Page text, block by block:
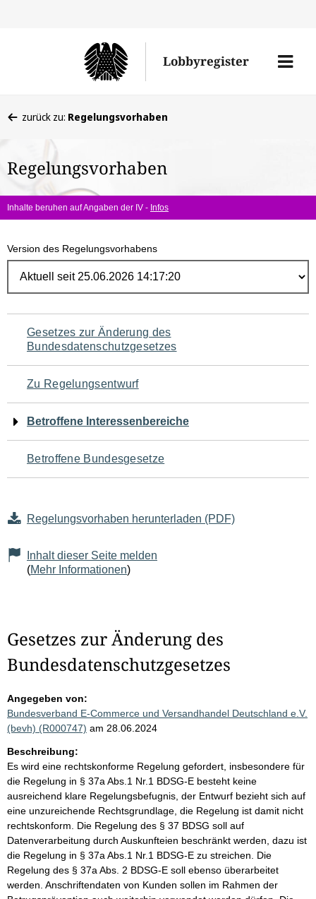
Lobbyregister
Menü
befinden
hier:
zurück zu: Regelungsvorhaben
Regelungsvorhaben
Inhalte beruhen auf Angaben der IV - Infos
Version des Regelungsvorhabens
Navigation
für
den
Seiteninhalt
Gesetzes zur Änderung des
Bundesdatenschutzgesetzes
Zu Regelungsentwurf
Betroffene Interessenbereiche
Betroffene Bundesgesetze
Regelungsvorhaben herunterladen (PDF)
Inhalt dieser Seite melden
(Mehr Informationen)
Gesetzes zur Änderung des
Bundesdatenschutzgesetzes
Angegeben von:
Bundesverband E-Commerce und Versandhandel Deutschland e.V.
(bevh) (R000747) am 28.06.2024
Beschreibung:
Es wird eine rechtskonforme Regelung gefordert, insbesondere für
die Regelung in § 37a Abs.1 Nr.1 BDSG-E besteht keine
ausreichend klare Regelungsbefugnis, der Entwurf bezieht sich auf
eine unzureichende Rechtsgrundlage, die Regelung ist damit nicht
rechtskonform. Die Regelung des § 37 BDSG soll auf
Datenverarbeitung durch Auskunfteien beschränkt werden, dazu ist
die Regelung in § 37a Abs.1 Nr.1 BDSG-E zu streichen. Die
Regelung des § 37a Abs. 2 BDSG-E soll ebenso überarbeitet
werden. Anschriftendaten von Kunden sollen im Rahmen der